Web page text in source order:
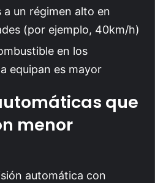
a un régimen alto en
(por ejemplo, 40km/h)
en los
equipan es mayor
que
menor
automática con